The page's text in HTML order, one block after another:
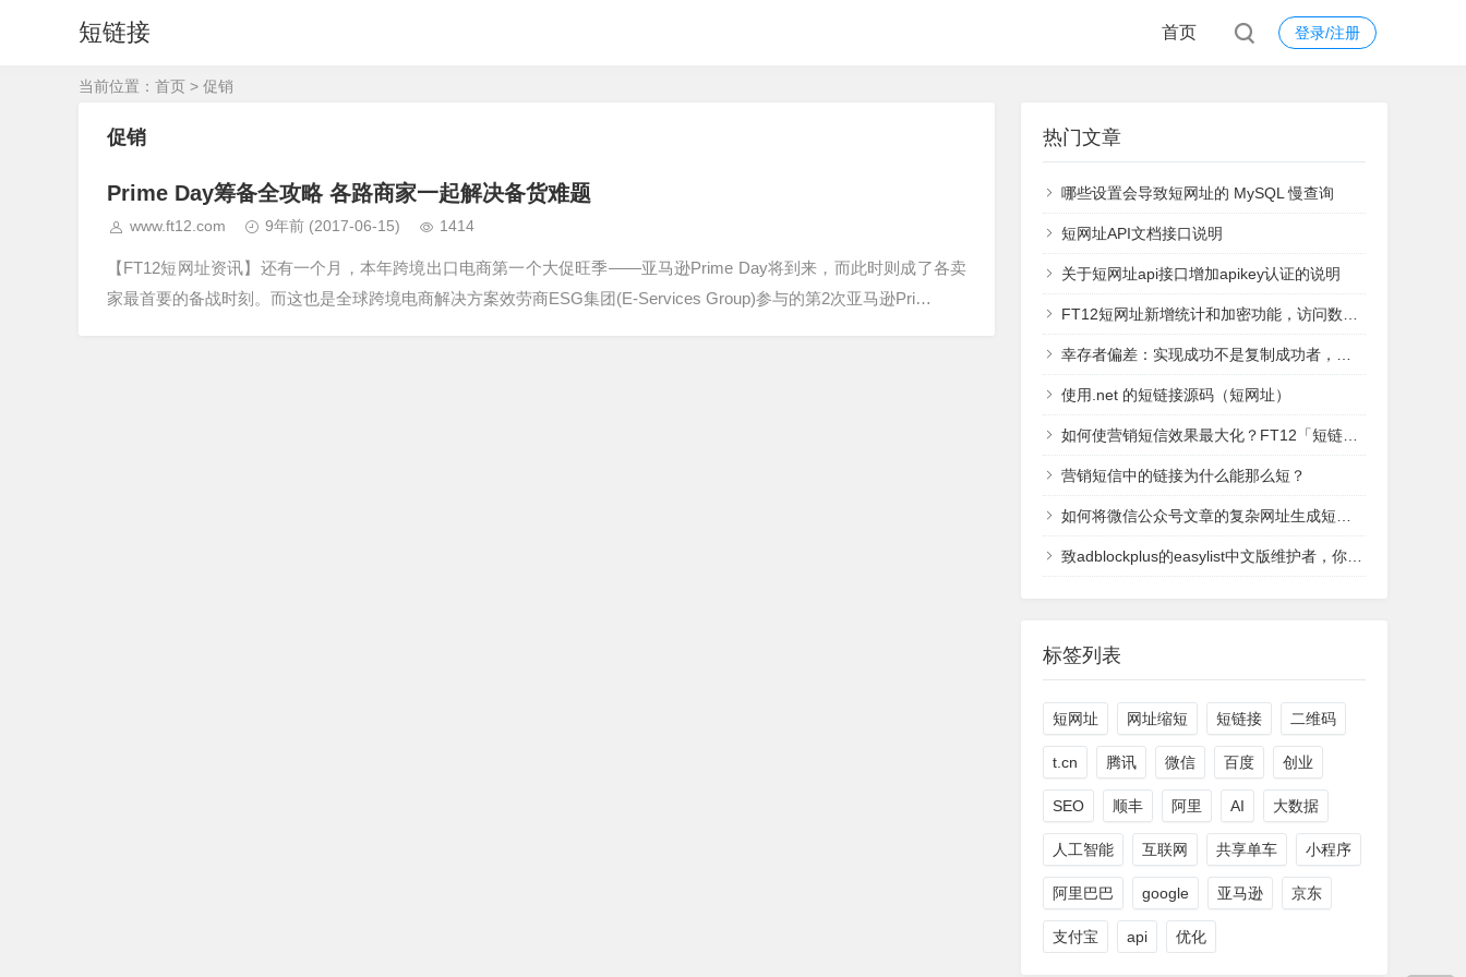
短链接 登录/注册
首页
当前位置： 首页 > 促销
促销
Prime Day筹备全攻略 各路商家一起解决备货难题
www.ft12.com 9年前 (2017-06-15) 1414
【FT12短网址资讯】还有一个月，本年跨境出口电商第一个大促旺季——亚马逊Prime Day将到来，而此时则成了各卖
家最首要的备战时刻。而这也是全球跨境电商解决方案效劳商ESG集团(E-Services Group)参与的第2次亚马逊Pri…
热门文章
哪些设置会导致短网址的 MySQL 慢查询
短网址API文档接口说明
关于短网址api接口增加apikey认证的说明
FT12短网址新增统计和加密功能，访问数据实时查看
幸存者偏差：实现成功不是复制成功者，而是学习失败者
使用.net 的短链接源码（短网址）
如何使营销短信效果最大化？FT12「短链接」统计功能来支招
营销短信中的链接为什么能那么短？
如何将微信公众号文章的复杂网址生成短网址
致adblockplus的easylist中文版维护者，你们太过分了
标签列表
短网址 网址缩短 短链接 二维码
t.cn 腾讯 微信 百度 创业
SEO 顺丰 阿里 AI 大数据
人工智能 互联网 共享单车 小程序
阿里巴巴 google 亚马逊 京东
支付宝 api 优化